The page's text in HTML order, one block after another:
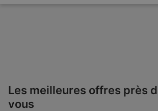
Les meilleures offres près
vous